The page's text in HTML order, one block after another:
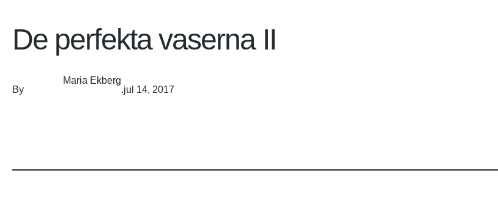
De perfekta vaserna II
By
Maria Ekberg
.jul 14, 2017